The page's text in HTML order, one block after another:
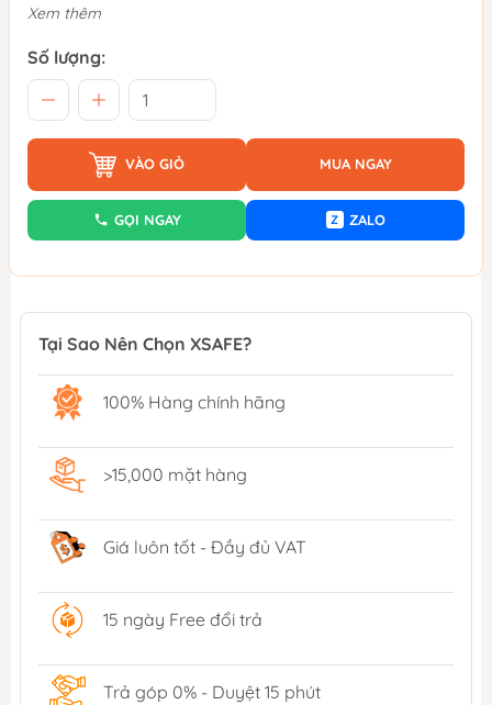
Xem thêm
Số lượng:
VÀO GIỎ MUA NGAY
GỌI NGAY Z ZALO
Tại Sao Nên Chọn XSAFE?
100% Hàng chính hãng
>15,000 mặt hàng
Giá luôn tốt - Đầy đủ VAT
15 ngày Free đổi trả
Trả góp 0% - Duyệt 15 phút